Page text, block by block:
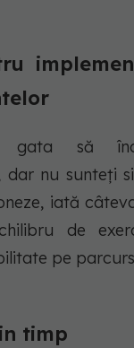
gata să
dar nu sunteți
iată
de
pe
timp